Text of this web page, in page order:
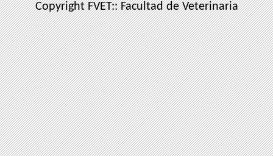
Copyright FVET:: Facultad de Veterinaria